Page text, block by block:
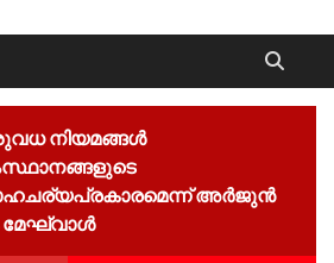
നിയമങ്ങൾ
അർജുൻ
മേഘ്വാൾ